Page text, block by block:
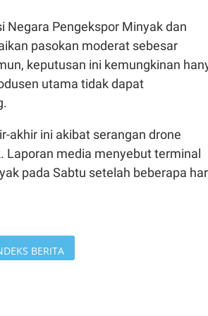
Negara Pengekspor Minyak dan
pasokan moderat sebesar
keputusan ini kemungkinan
utama tidak dapat
akhir ini akibat serangan drone
Laporan media menyebut terminal
pada Sabtu setelah beberapa
BERITA